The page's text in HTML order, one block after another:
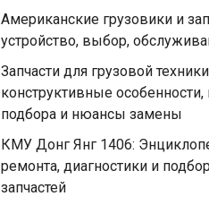
Американские грузовики и
устройство, выбор,
Запчасти для грузовой
конструктивные особенности,
подбора и нюансы замены
КМУ Донг Янг 1406:
ремонта, диагностики и
запчастей